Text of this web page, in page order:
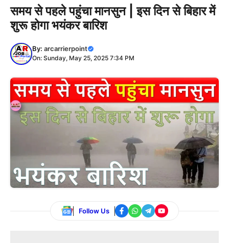
समय से पहले पहुंचा मानसुन | इस दिन से बिहार में
शुरू होगा भयंकर बारिश
By: arcarrierpoint
On: Sunday, May 25, 2025 7:34 PM
Follow Us